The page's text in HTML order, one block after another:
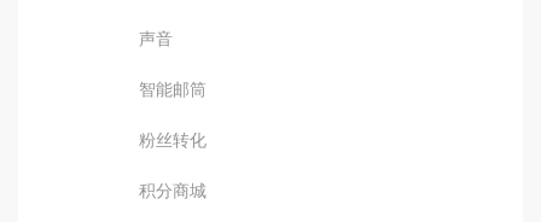
声音
智能邮筒
粉丝转化
积分商城